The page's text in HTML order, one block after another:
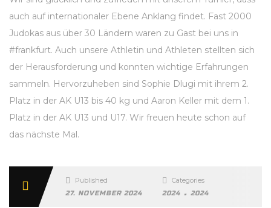
auch auf internationaler Ebene Anklang findet. Fast 2000
Judokas aus über 30 Ländern waren zu Gast bei uns in
#frankfurt. Auch unsere Athletin und Athleten stellten sich
der Herausforderung und konnten wichtige Erfahrungen
sammeln. Hervorzuheben sind Sophie Dlugi mit ihrem 2.
Platz in der AK U13 bis 40 kg und Aaron Keller mit dem 1.
Platz in der AK U13 und U17. Wir freuen heute schon auf
das nächste Mal.
Published
27. NOVEMBER 2024
Categories
2024 . 2024